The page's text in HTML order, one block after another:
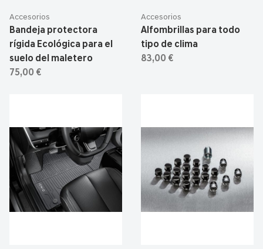
Accesorios
Bandeja protectora
rígida Ecológica para el
suelo del maletero
75,00 €
Accesorios
Alfombrillas para todo
tipo de clima
83,00 €